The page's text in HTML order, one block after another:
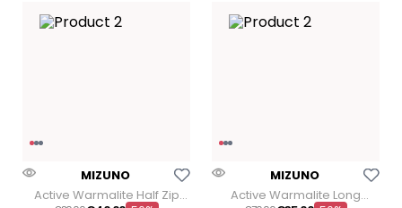
MIZUNO Aggiungi Alla Lista Dei Desideri
Active Warmalite Half Zip
MIZUNO Aggiungi Alla Lista
Active Warmalite Long